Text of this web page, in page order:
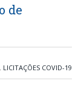
de
, LICITAÇÕES COVID-19